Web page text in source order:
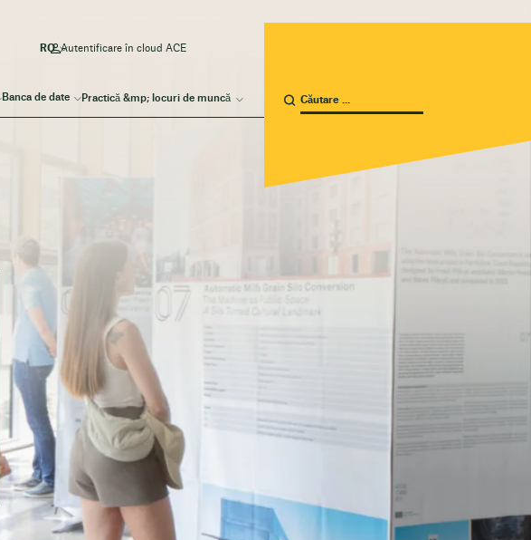
Banca de date Practică &mp; locuri de muncă
Autentificare în cloud ACE